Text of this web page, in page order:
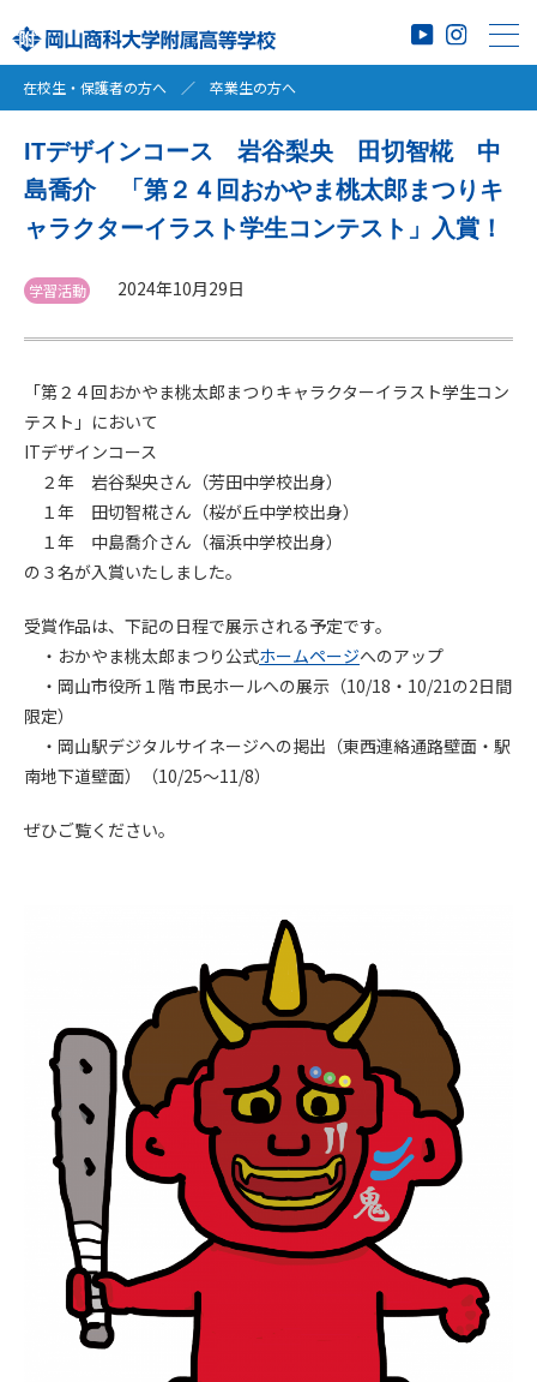
在校生・保護者の方へ ／卒業生の方へ
ITデザインコース 岩谷梨央 田切智椛 中
島喬介 「第２４回おかやま桃太郎まつりキ
ャラクターイラスト学生コンテスト」入賞！
学習活動 2024年10月29日
「第２４回おかやま桃太郎まつりキャラクターイラスト学生コン
テスト」において
ITデザインコース
２年 岩谷梨央さん（芳田中学校出身）
１年 田切智椛さん（桜が丘中学校出身）
１年 中島喬介さん（福浜中学校出身）
の３名が入賞いたしました。
受賞作品は、下記の日程で展示される予定です。
・おかやま桃太郎まつり公式ホームページへのアップ
・岡山市役所１階 市民ホールへの展示（10/18・10/21の2日間
限定）
・岡山駅デジタルサイネージへの掲出（東西連絡通路壁面・駅
南地下道壁面）（10/25～11/8）
ぜひご覧ください。